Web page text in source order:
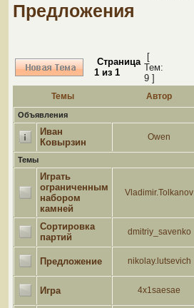
Предложения
Страница
1 из 1
[
Тем:
9 ]
Темы Автор
Объявления
Иван
Ковырзин
Owen
Темы
Играть
ограниченным
набором
камней
Vladimir.Tolkanov
Сортировка
партий
dmitriy_savenko
Предложение nikolay.lutsevich
Игра 4x1saesae